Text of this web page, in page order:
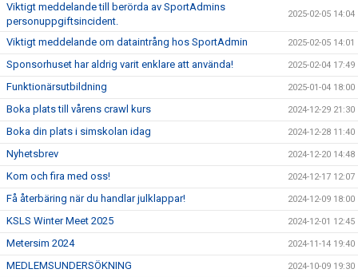
Viktigt meddelande till berörda av SportAdmins
personuppgiftsincident.
2025-02-05 14:04
Viktigt meddelande om dataintrång hos SportAdmin 2025-02-05 14:01
Sponsorhuset har aldrig varit enklare att använda! 2025-02-04 17:49
Funktionärsutbildning 2025-01-04 18:00
Boka plats till vårens crawl kurs 2024-12-29 21:30
Boka din plats i simskolan idag 2024-12-28 11:40
Nyhetsbrev 2024-12-20 14:48
Kom och fira med oss! 2024-12-17 12:07
Få återbäring när du handlar julklappar! 2024-12-09 18:00
KSLS Winter Meet 2025 2024-12-01 12:45
Metersim 2024 2024-11-14 19:40
MEDLEMSUNDERSÖKNING 2024-10-09 19:30